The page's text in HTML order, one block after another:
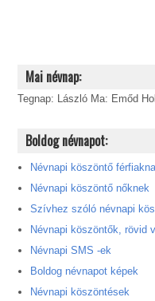
Mai névnap:
Tegnap: László Ma: Emőd
Boldog névnapot:
Névnapi köszöntő
Névnapi köszöntő nőknek
Szívhez szóló névnapi
Névnapi köszöntők, rövid
Névnapi SMS -ek
Boldog névnapot képek
Névnapi köszöntések